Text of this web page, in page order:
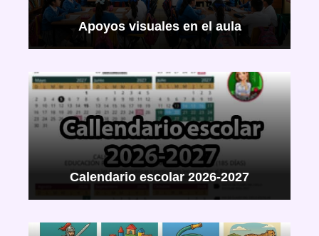
Apoyos visuales en el aula
Calendario escolar 2026-2027